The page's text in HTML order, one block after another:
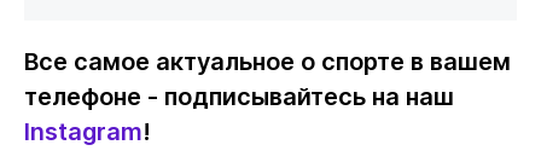
Все самое актуальное о спорте в вашем
телефоне - подписывайтесь на наш
Instagram!